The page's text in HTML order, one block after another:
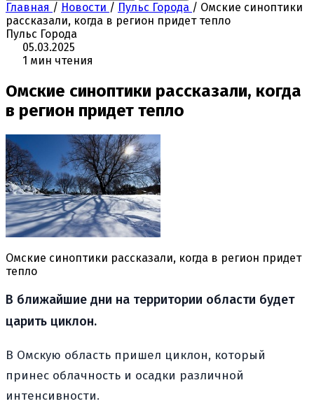
Главная / Новости / Пульс Города / Омские синоптики
рассказали, когда в регион придет тепло
Пульс Города
05.03.2025
1 мин чтения
Омские синоптики рассказали, когда
в регион придет тепло
Омские синоптики рассказали, когда в регион придет
тепло
В ближайшие дни на территории области будет
царить циклон.
В Омскую область пришел циклон, который
принес облачность и осадки различной
интенсивности.